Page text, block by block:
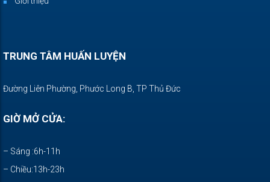
TRUNG TÂM HUẤN LUYỆN
Đường Liên Phường, Phước Long B, TP Thủ Đức
GIỜ MỞ CỬA:
– Sáng :6h-11h
– Chiều:13h-23h